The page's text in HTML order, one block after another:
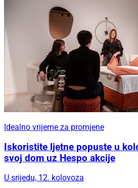
Idealno vrijeme za promjene
Iskoristite ljetne popuste u
svoj dom uz Hespo akcije
U srijedu, 12. kolovoza